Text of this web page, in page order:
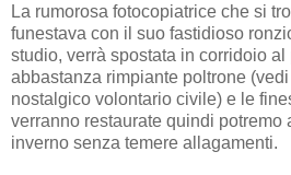
La rumorosa fotocopiatrice che si
funestava con il suo fastidioso
studio, verrà spostata in corridoio al
abbastanza rimpiante poltrone
nostalgico volontario civile) e le
verranno restaurate quindi potremo
inverno senza temere allagamenti.